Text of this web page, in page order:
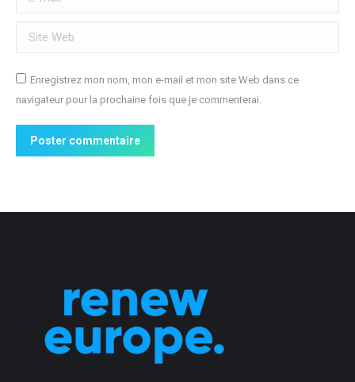
Site Web
Enregistrez mon nom, mon e-mail et mon site Web dans ce
navigateur pour la prochaine fois que je commenterai.
Poster commentaire